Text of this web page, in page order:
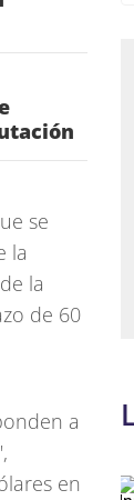
se
la
la
de 60
a
en